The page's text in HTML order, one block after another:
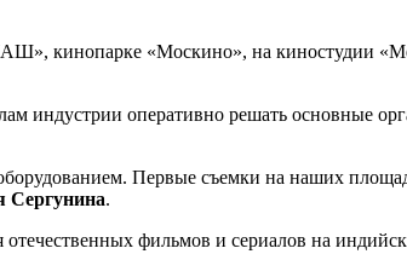
кинопарке «Москино», на киностудии
индустрии оперативно решать основные
Первые съемки на наших
Сергунина.
фильмов и сериалов на